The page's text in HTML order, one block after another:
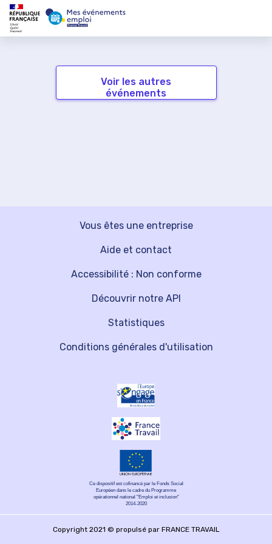
Voir les autres
événements
Vous êtes une entreprise
Découvrir notre API
Aide et contact
Statistiques
Accessibilité : Non conforme
Conditions générales d'utilisation
Ce dispositif est cofinancé par le Fonds Social
Européen dans le cadre du Programme
opérationnel national "Emploi et inclusion"
2014-2020
Copyright 2021 © propulsé par FRANCE TRAVAIL